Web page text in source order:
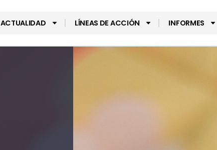
ACTUALIDAD LÍNEAS DE ACCIÓN INFORMES